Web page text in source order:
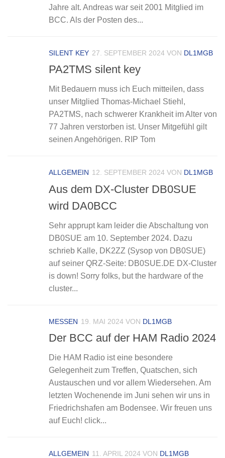
Jahre alt. Andreas war seit 2001 Mitglied im
BCC. Als der Posten des...
SILENT KEY 27. SEPTEMBER 2024 VON DL1MGB
PA2TMS silent key
Mit Bedauern muss ich Euch mitteilen, dass
unser Mitglied Thomas-Michael Stiehl,
PA2TMS, nach schwerer Krankheit im Alter von
77 Jahren verstorben ist. Unser Mitgefühl gilt
seinen Angehörigen. RIP Tom
ALLGEMEIN 12. SEPTEMBER 2024 VON DL1MGB
Aus dem DX-Cluster DB0SUE
wird DA0BCC
Sehr apprupt kam leider die Abschaltung von
DB0SUE am 10. September 2024. Dazu
schrieb Kalle, DK2ZZ (Sysop von DB0SUE)
auf seiner QRZ-Seite: DB0SUE.DE DX-Cluster
is down! Sorry folks, but the hardware of the
cluster...
MESSEN 19. MAI 2024 VON DL1MGB
Der BCC auf der HAM Radio 2024
Die HAM Radio ist eine besondere
Gelegenheit zum Treffen, Quatschen, sich
Austauschen und vor allem Wiedersehen. Am
letzten Wochenende im Juni sehen wir uns in
Friedrichshafen am Bodensee. Wir freuen uns
auf Euch! click...
ALLGEMEIN 11. APRIL 2024 VON DL1MGB